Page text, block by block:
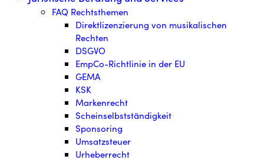
FAQ Rechtsthemen
Direktlizenzierung von musikalischen
Rechten
DSGVO
EmpCo-Richtlinie in der EU
GEMA
KSK
Markenrecht
Scheinselbstständigkeit
Sponsoring
Umsatzsteuer
Urheberrecht